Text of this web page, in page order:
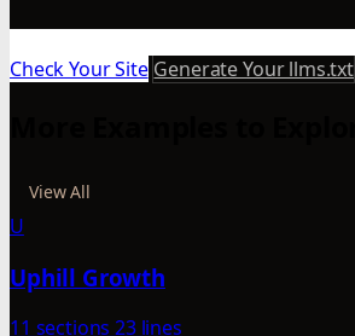
Check Your Site Generate Your llms.txt
View All
U
Uphill Growth
11 sections 23 lines